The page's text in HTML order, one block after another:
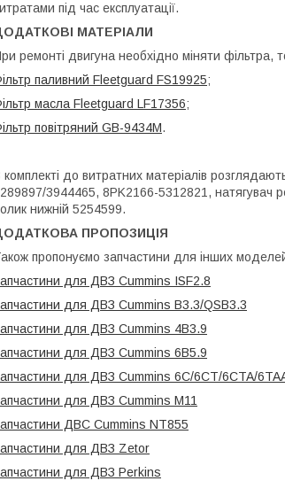
під час експлуатації.
МАТЕРІАЛИ
ремонті двигуна необхідно міняти фільтра,
паливний Fleetguard FS19925;
масла Fleetguard LF17356;
повітряний GB-9434M.
комплекті до витратних матеріалів
3944465, 8PK2166-5312821, натягувач
нижній 5254599.
ПРОПОЗИЦІЯ
пропонуємо запчастини для інших
для ДВЗ Cummins ISF2.8
для ДВЗ Cummins B3.3/QSB3.3
для ДВЗ Cummins 4B3.9
для ДВЗ Cummins 6B5.9
для ДВЗ Cummins 6C/6CT/6CTA/
для ДВЗ Cummins M11
ДВС Cummins NT855
для ДВЗ Zetor
для ДВЗ Perkins